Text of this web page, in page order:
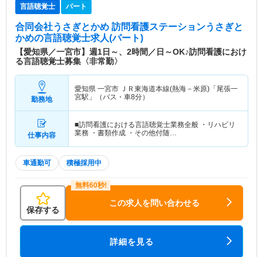
言語聴覚士 パート
合同会社うさぎとかめ 訪問看護ステーションうさぎと
かめの言語聴覚士求人(パート)
【愛知県／一宮市】週1日～、2時間／日～OK♪訪問看護におけ
る言語聴覚士募集〈非常勤〉
勤務地
愛知県 一宮市 ＪＲ東海道本線(熱海－米原)「尾張一
宮駅」（バス・車8分）
仕事内容
■訪問看護における言語聴覚士業務全般 ・リハビリ
業務 ・書類作成 ・その他付随…
車通勤可 積極採用中
保存する
この求人を問い合わせる
詳細を見る